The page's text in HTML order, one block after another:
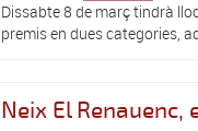
Dissabte 8 de març tindrà
premis en dues categories,
Neix El